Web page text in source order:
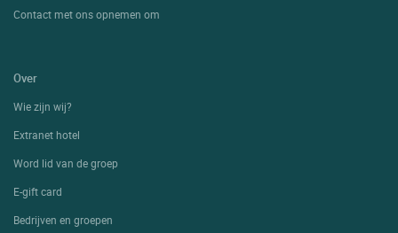
Contact met ons opnemen om
Over
Wie zijn wij?
Extranet hotel
Word lid van de groep
E-gift card
Bedrijven en groepen